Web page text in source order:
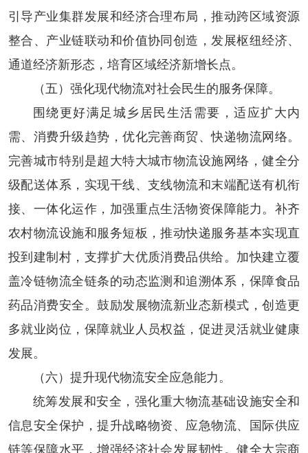
引导产业集群发展和经济合理布局，推动跨区域资源
整合、产业链联动和价值协同创造，发展枢纽经济、
通道经济新形态，培育区域经济新增长点。
（五）强化现代物流对社会民生的服务保障。
围绕更好满足城乡居民生活需要，适应扩大内
需、消费升级趋势，优化完善商贸、快递物流网络。
完善城市特别是超大特大城市物流设施网络，健全分
级配送体系，实现干线、支线物流和末端配送有机衔
接、一体化运作，加强重点生活物资保障能力。补齐
农村物流设施和服务短板，推动快递服务基本实现直
投到建制村，支撑扩大优质消费品供给。加快建立覆
盖冷链物流全链条的动态监测和追溯体系，保障食品
药品消费安全。鼓励发展物流新业态新模式，创造更
多就业岗位，保障就业人员权益，促进灵活就业健康
发展。
（六）提升现代物流安全应急能力。
统筹发展和安全，强化重大物流基础设施安全和
信息安全保护，提升战略物资、应急物流、国际供应
链等保障水平，增强经济社会发展韧性。健全大宗商